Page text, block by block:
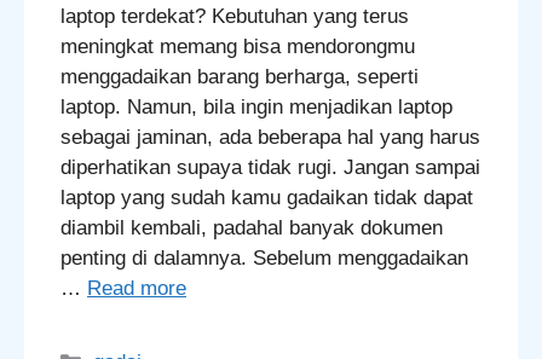
laptop terdekat? Kebutuhan yang terus
meningkat memang bisa mendorongmu
menggadaikan barang berharga, seperti
laptop. Namun, bila ingin menjadikan laptop
sebagai jaminan, ada beberapa hal yang harus
diperhatikan supaya tidak rugi. Jangan sampai
laptop yang sudah kamu gadaikan tidak dapat
diambil kembali, padahal banyak dokumen
penting di dalamnya. Sebelum menggadaikan
… Read more